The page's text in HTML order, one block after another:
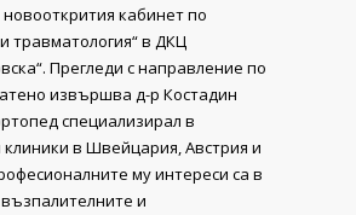
кабинет по
травматология“ в ДКЦ
Прегледи с направление по
извършва д-р Костадин
специализирал в
в Швейцария, Австрия и
му интереси са в
и